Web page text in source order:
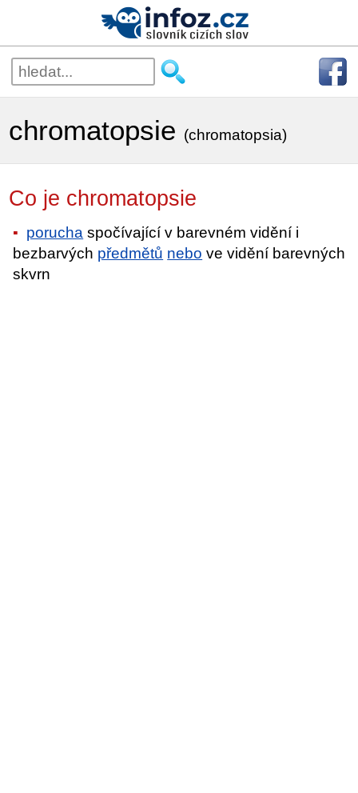
chromatopsie (chromatopsia)
Co je chromatopsie
porucha spočívající v barevném vidění i
bezbarvých předmětů nebo ve vidění barevných
skvrn